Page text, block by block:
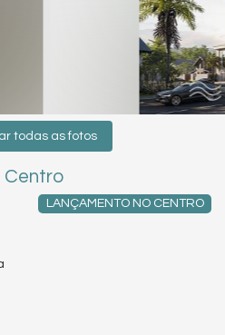
todas as fotos
Centro
LANÇAMENTO NO CENTRO